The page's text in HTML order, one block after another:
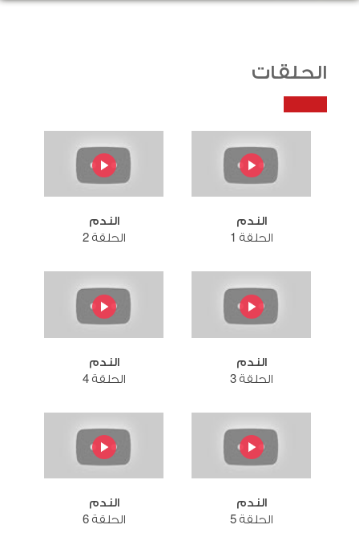
الحلقات
الندم
الحلقة 1
الندم
الحلقة 2
الندم
الحلقة 3
الندم
الحلقة 4
الندم
الحلقة 5
الندم
الحلقة 6